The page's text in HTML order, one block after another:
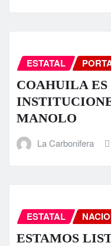
ESTATAL
COAHUILA ES
MANOLO
La Carbonifera
ESTATAL
ESTAMOS